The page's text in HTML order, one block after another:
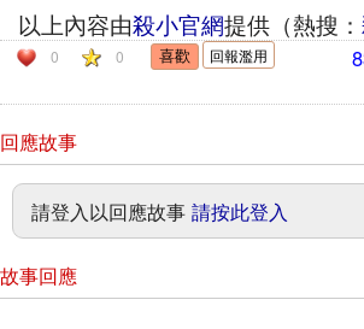
以上內容由殺小官網提供（熱搜：
0 0 回報濫用
回應故事
請登入以回應故事 請按此登入
故事回應